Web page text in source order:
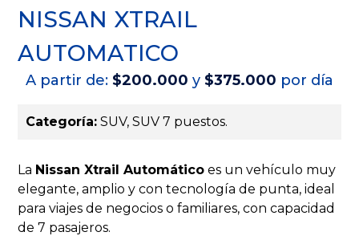
NISSAN XTRAIL
AUTOMATICO
A partir de: $200.000 y $375.000 por día
Categoría: SUV, SUV 7 puestos.
La Nissan Xtrail Automático es un vehículo muy
elegante, amplio y con tecnología de punta, ideal
para viajes de negocios o familiares, con capacidad
de 7 pasajeros.